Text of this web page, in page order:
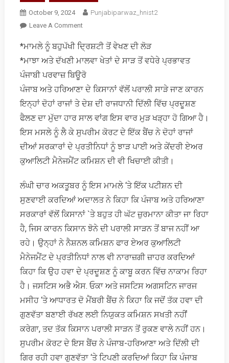
October 9, 2024
Punjabiparwaz_hnist2
Leave A CommentOn
ਪ੍ਰਦੂਸ਼ਣ
ਅਤੇ
ਪਰਾਲੀ
ਸਾੜਨ
ਲੈ
ਕੇ
ਸੁਪਰੀਮ
ਕੋਰਟ
*ਮਾਮਲੇ ਨੂੰ ਬਹੁਪੱਖੀ ਦ੍ਰਿਸ਼ਟੀ ਤੋਂ ਵੇਖਣ ਦੀ ਲੋੜ
*ਮਾਝਾ ਅਤੇ ਦੱਖਣੀ ਮਾਲਵਾ ਖੇਤਾਂ ਦੇ ਸਾੜ ਤੋਂ ਵਧੇਰੇ ਪ੍ਰਭਾਵਤ
ਪੰਜਾਬੀ ਪਰਵਾਜ਼ ਬਿਊਰੋ
ਪੰਜਾਬ ਅਤੇ ਹਰਿਆਣਾ ਦੇ ਕਿਸਾਨਾਂ ਵੱਲੋਂ ਪਰਾਲੀ ਸਾੜੇ ਜਾਣ ਕਾਰਨ
ਇਨ੍ਹਾਂ ਦੋਹਾਂ ਰਾਜਾਂ ਤੇ ਦੇਸ਼ ਦੀ ਰਾਜਧਾਨੀ ਦਿੱਲੀ ਵਿੱਚ ਪ੍ਰਦੂਸ਼ਣ
ਫੈਲਣ ਦਾ ਮੁੱਦਾ ਹਾਰ ਸਾਲ ਵਾਂਗ ਇਸ ਵਾਰ ਮੁੜ ਖੜ੍ਹਾ ਹੋ ਗਿਆ ਹੈ।
ਇਸ ਮਸਲੇ ਨੂੰ ਲੈ ਕੇ ਸੁਪਰੀਮ ਕੋਰਟ ਦੇ ਇੱਕ ਬੈਂਚ ਨੇ ਦੋਹਾਂ ਰਾਜਾਂ
ਦੀਆਂ ਸਰਕਾਰਾਂ ਦੇ ਪ੍ਰਤੀਨਿਧਾਂ ਨੂੰ ਝਾੜ ਪਾਈ ਅਤੇ ਕੇਂਦਰੀ ਏਅਰ
ਕੁਆਲਿਟੀ ਮੈਨੇਜਮੈਂਟ ਕਮਿਸ਼ਨ ਦੀ ਵੀ ਖਿਚਾਈ ਕੀਤੀ।
ਲੰਘੀ ਚਾਰ ਅਕਤੂਬਰ ਨੂੰ ਇਸ ਮਾਮਲੇ ‘ਤੇ ਇੱਕ ਪਟੀਸ਼ਨ ਦੀ
ਸੁਣਵਾਈ ਕਰਦਿਆਂ ਅਦਾਲਤ ਨੇ ਕਿਹਾ ਕਿ ਪੰਜਾਬ ਅਤੇ ਹਰਿਆਣਾ
ਸਰਕਾਰਾਂ ਵੱਲੋਂ ਕਿਸਾਨਾਂ `ਤੇ ਬਹੁਤ ਹੀ ਘੱਟ ਜ਼ੁਰਮਾਨਾ ਕੀਤਾ ਜਾ ਰਿਹਾ
ਹੈ, ਜਿਸ ਕਾਰਨ ਕਿਸਾਨ ਝੋਨੇ ਦੀ ਪਰਾਲੀ ਸਾੜਨ ਤੋਂ ਬਾਜ ਨਹੀਂ ਆ
ਰਹੇ। ਉਨ੍ਹਾਂ ਨੇ ਨੈਸ਼ਨਲ ਕਮਿਸ਼ਨ ਫਾਰ ਏਅਰ ਕੁਆਲਿਟੀ
ਮੈਨੇਜਮੈਂਟ ਦੇ ਪ੍ਰਤੀਨਿਧਾਂ ਨਾਲ ਵੀ ਨਾਰਾਜ਼ਗੀ ਜ਼ਾਹਰ ਕਰਦਿਆਂ
ਕਿਹਾ ਕਿ ਉਹ ਹਵਾ ਦੇ ਪ੍ਰਦੂਸ਼ਣ ਨੂੰ ਕਾਬੂ ਕਰਨ ਵਿੱਚ ਨਾਕਾਮ ਰਿਹਾ
ਹੈ। ਜਸਟਿਸ ਅਭੈ ਐਸ. ਓਕਾ ਅਤੇ ਜਸਟਿਸ ਅਗਸਟਿਨ ਜਾਰਜ
ਮਸੀਹ ‘ਤੇ ਆਧਾਰਤ ਦੋ ਮੈਂਬਰੀ ਬੈਂਚ ਨੇ ਕਿਹਾ ਕਿ ਜਦੋਂ ਤੱਕ ਹਵਾ ਦੀ
ਗੁਣਵੱਤਾ ਬਣਾਈ ਰੱਖਣ ਲਈ ਨਿਯੁਕਤ ਕਮਿਸ਼ਨ ਸਖਤੀ ਨਹੀਂਂ
ਕਰੇਗਾ, ਤਦ ਤੱਕ ਕਿਸਾਨ ਪਰਾਲੀ ਸਾੜਨ ਤੋਂ ਰੁਕਣ ਵਾਲੇ ਨਹੀਂ ਹਨ।
ਸੁਪਰੀਮ ਕੋਰਟ ਦੇ ਇਸ ਬੈਂਚ ਨੇ ਪੰਜਾਬ-ਹਰਿਆਣਾ ਅਤੇ ਦਿੱਲੀ ਦੀ
ਗਿਰ ਰਹੀ ਹਵਾ ਗੁਣਵੱਤਾ ‘ਤੇ ਟਿਪਣੀ ਕਰਦਿਆਂ ਕਿਹਾ ਕਿ ਪੰਜਾਬ